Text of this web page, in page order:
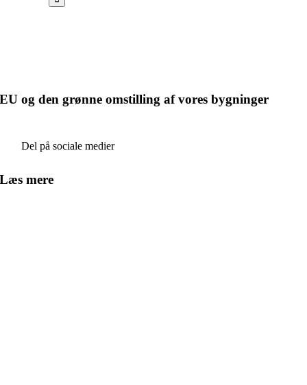
EU og den grønne omstilling af vores bygninger
Del på sociale medier
Læs mere